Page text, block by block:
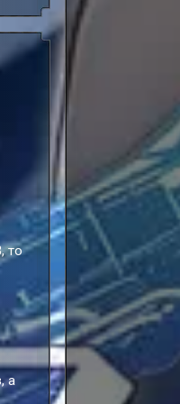
то
а